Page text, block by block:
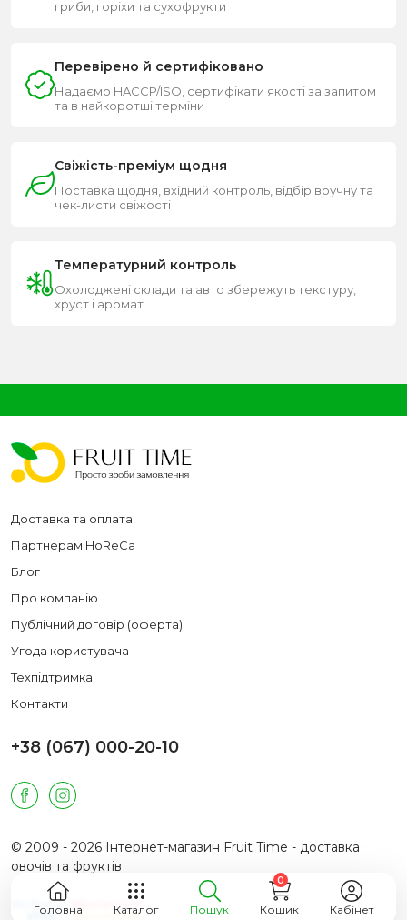
гриби, горіхи та сухофрукти
Перевірено й сертифіковано
Надаємо HACCP/ISO, сертифікати якості за запитом
та в найкоротші терміни
Свіжість-преміум щодня
Поставка щодня, вхідний контроль, відбір вручну та
чек-листи свіжості
Температурний контроль
Охолоджені склади та авто збережуть текстуру,
хруст і аромат
Доставка та оплата
Партнерам HoReCa
Блог
Про компанію
Публічний договір (оферта)
Угода користувача
Техпідтримка
Контакти
+38 (067) 000-20-10
© 2009 - 2026 Інтернет-магазин Fruit Time - доставка
овочів та фруктів
Головна Каталог Пошук Кошик
0
Кабінет